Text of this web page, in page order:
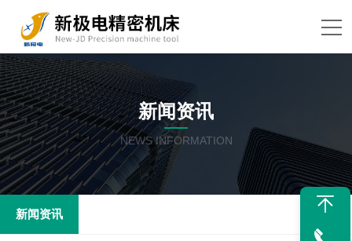
新闻资讯
NEWS INFORMATION
新闻资讯